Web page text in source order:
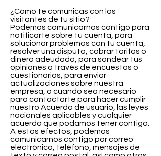
¿Cómo te comunicas con los
visitantes de tu sitio?
Podemos comunicarnos contigo para
notificarte sobre tu cuenta, para
solucionar problemas con tu cuenta,
resolver una disputa, cobrar tarifas o
dinero adeudado, para sondear tus
opiniones a través de encuestas o
cuestionarios, para enviar
actualizaciones sobre nuestra
empresa, o cuando sea necesario
para contactarte para hacer cumplir
nuestro Acuerdo de usuario, las leyes
nacionales aplicables y cualquier
acuerdo que podamos tener contigo.
A estos efectos, podemos
comunicarnos contigo por correo
electrónico, teléfono, mensajes de